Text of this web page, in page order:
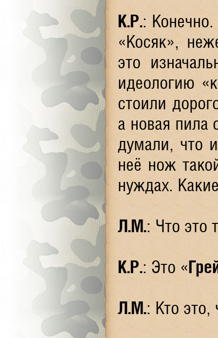
К.Р.:
«Косяк»,
это
идеологию
стоили
а новая пила
думали, что
неё нож
нуждах.
Л.М.: Что это
К.Р.: Это «
Л.М.: Кто это,